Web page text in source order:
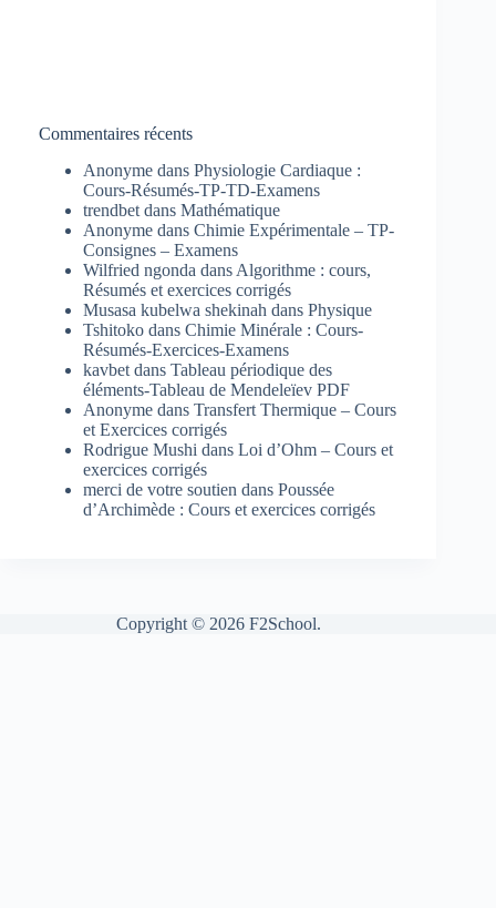
Commentaires récents
Anonyme dans Physiologie Cardiaque :
Cours-Résumés-TP-TD-Examens
trendbet dans Mathématique
Anonyme dans Chimie Expérimentale – TP-
Consignes – Examens
Wilfried ngonda dans Algorithme : cours,
Résumés et exercices corrigés
Musasa kubelwa shekinah dans Physique
Tshitoko dans Chimie Minérale : Cours-
Résumés-Exercices-Examens
kavbet dans Tableau périodique des
éléments-Tableau de Mendeleïev PDF
Anonyme dans Transfert Thermique – Cours
et Exercices corrigés
Rodrigue Mushi dans Loi d’Ohm – Cours et
exercices corrigés
merci de votre soutien dans Poussée
d’Archimède : Cours et exercices corrigés
Copyright © 2026 F2School.